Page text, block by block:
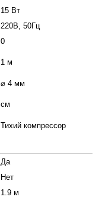
15 Вт
220В, 50Гц
0
1 м
⌀ 4 мм
см
Тихий компрессор
Да
Нет
1.9 м